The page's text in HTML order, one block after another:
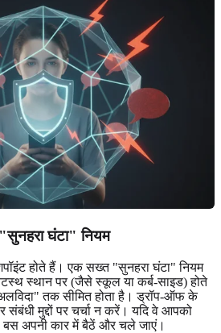
घंटा" नियम
होते हैं। एक सख्त "सुनहरा घंटा" नियम
स्थान पर (जैसे स्कूल या कर्ब-साइड) होते
तक सीमित होता है। ड्रॉप-ऑफ के
संबंधी मुद्दों पर चर्चा न करें। यदि वे आपको
अपनी कार में बैठें और चले जाएं।